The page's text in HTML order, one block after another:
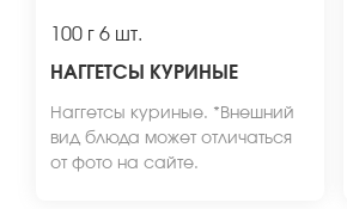
100 г 6 шт.
НАГГЕТСЫ КУРИНЫЕ
Наггетсы куриные. *Внешний
вид блюда может отличаться
от фото на сайте.